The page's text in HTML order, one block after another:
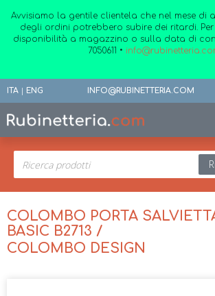
Avvisiamo la gentile clientela che nel mese di
degli ordini potrebbero subire dei ritardi.
disponibilità a magazzino o sulla data di
7050611 •
ITA | ENG INFO@RUBINETTERIA.COM
COLOMBO PORTA
BASIC B2713 /
COLOMBO DESIGN